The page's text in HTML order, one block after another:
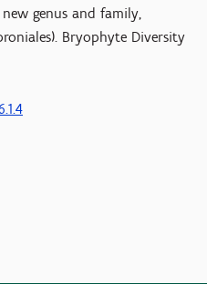
genus and family,
Bryophyte Diversity